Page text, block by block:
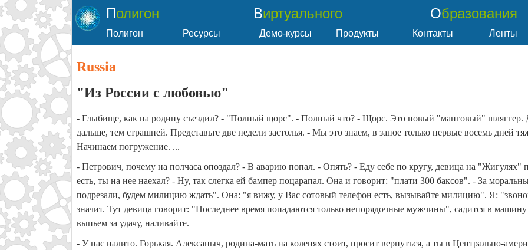
Полигон Виртуального Образования
Полигон Ресурсы Демо-курсы Продукты Контакты Ленты
Russia
"Из России с любовью"
- Глыбище, как на родину съездил? - "Полный щорс". - Полный что? - Щорс. Это новый "манговый" шляггер.
дальше, тем страшней. Представьте две недели застолья. - Мы это знаем, в запое только первые восемь дней
Начинаем погружение. ...
- Петрович, почему на полчаса опоздал? - В аварию попал. - Опять? - Еду себе по кругу, девица на "Жигулях"
есть, ты на нее наехал? - Ну, так слегка ей бампер поцарапал. Она и говорит: "плати 300 баксов". - За
подрезали, будем милицию ждать". Она: "я вижу, у Вас сотовый телефон есть, вызывайте милицию". Я:
значит. Тут девица говорит: "Последнее время попадаются только непорядочные мужчины", садится в машину
выпьем за удачу, наливайте.
- У нас налито. Горькая. Алексаныч, родина-мать на коленях стоит, просит вернуться, а ты в Центрально-